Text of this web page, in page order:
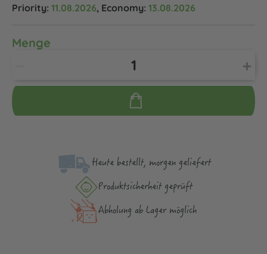
Priority: 11.08.2026, Economy: 13.08.2026
Menge
Heute bestellt, morgen geliefert
Produktsicher­heit geprüft
Abholung ab Lager möglich